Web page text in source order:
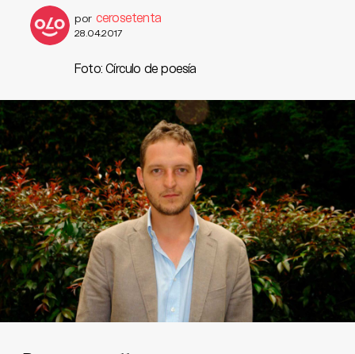
por cerosetenta
28.04.2017
Foto: Círculo de poesía